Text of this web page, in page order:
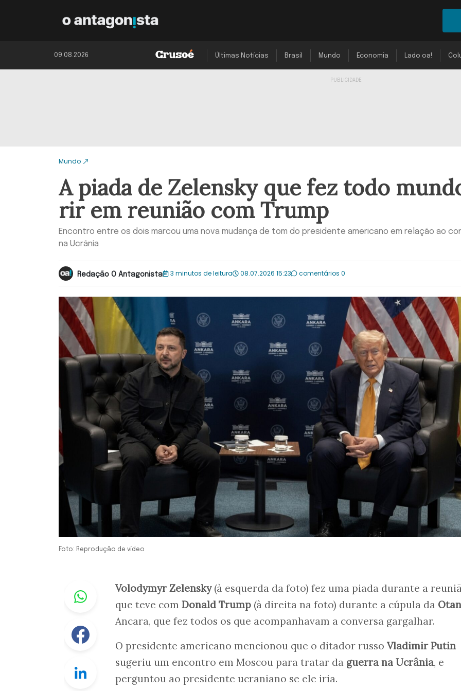
09.08.2026 Últimas Notícias Brasil Mundo Economia Lado oa!
Mundo
A piada de Zelensky que fez todo
rir em reunião com Trump
Encontro entre os dois marcou uma nova mudança de tom do presidente americano em relação ao
na Ucrânia
Redação O Antagonista 3 minutos de leitura 08.07.2026 15:23 comentários 0
Foto: Reprodução de vídeo
Whastapp
Facebook
Linkedin
Volodymyr Zelensky(à esquerda da foto) fez uma piada durante a
que teve com Donald Trump (à direita na foto) durante a cúpula da Otan
Ancara, que fez todos os que acompanhavam a conversa gargalhar.
O presidente americano mencionou que o ditador russo Vladimir Putin
sugeriu um encontro em Moscou para tratar da guerra na Ucrânia, e
perguntou ao presidente ucraniano se ele iria.